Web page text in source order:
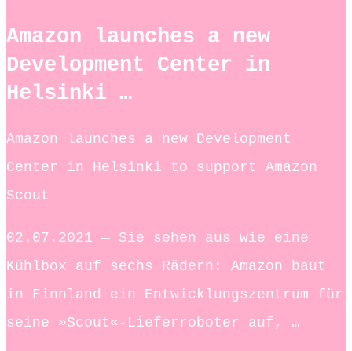
Amazon launches a new
Development Center in
Helsinki …
Amazon launches a new Development
Center in Helsinki to support Amazon
Scout
02.07.2021 — Sie sehen aus wie eine
Kühlbox auf sechs Rädern: Amazon baut
in Finnland ein Entwicklungszentrum für
seine »Scout«-Lieferroboter auf, …